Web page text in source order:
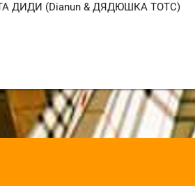
ДИДИ (Dianun & ДЯДЮШКА ТОТС)